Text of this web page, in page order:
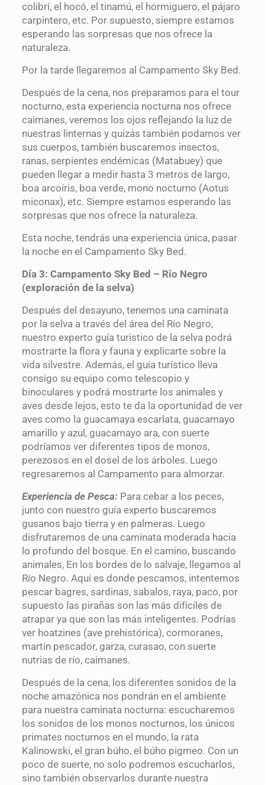
colibrí, el hocó, el tinamú, el hormiguero, el pájaro
carpintero, etc. Por supuesto, siempre estamos
esperando las sorpresas que nos ofrece la
naturaleza.
Por la tarde llegaremos al Campamento Sky Bed.
Después de la cena, nos preparamos para el tour
nocturno, esta experiencia nocturna nos ofrece
caimanes, veremos los ojos reflejando la luz de
nuestras linternas y quizás también podamos ver
sus cuerpos, también buscaremos insectos,
ranas, serpientes endémicas (Matabuey) que
pueden llegar a medir hasta 3 metros de largo,
boa arcoíris, boa verde, mono nocturno (Aotus
miconax), etc. Siempre estamos esperando las
sorpresas que nos ofrece la naturaleza.
Esta noche, tendrás una experiencia única, pasar
la noche en el Campamento Sky Bed.
Día 3: Campamento Sky Bed – Río Negro
(exploración de la selva)
Después del desayuno, tenemos una caminata
por la selva a través del área del Río Negro,
nuestro experto guía turístico de la selva podrá
mostrarte la flora y fauna y explicarte sobre la
vida silvestre. Además, el guía turístico lleva
consigo su equipo como telescopio y
binoculares y podrá mostrarte los animales y
aves desde lejos, esto te da la oportunidad de ver
aves como la guacamaya escarlata, guacamayo
amarillo y azul, guacamayo ara, con suerte
podríamos ver diferentes tipos de monos,
perezosos en el dosel de los árboles. Luego
regresaremos al Campamento para almorzar.
Experiencia de Pesca: Para cebar a los peces,
junto con nuestro guía experto buscaremos
gusanos bajo tierra y en palmeras. Luego
disfrutaremos de una caminata moderada hacia
lo profundo del bosque. En el camino, buscando
animales, En los bordes de lo salvaje, llegamos al
Río Negro. Aquí es donde pescamos, intentemos
pescar bagres, sardinas, sabalos, raya, paco, por
supuesto las pirañas son las más difíciles de
atrapar ya que son las más inteligentes. Podrías
ver hoatzines (ave prehistórica), cormoranes,
martín pescador, garza, curasao, con suerte
nutrias de río, caimanes.
Después de la cena, los diferentes sonidos de la
noche amazónica nos pondrán en el ambiente
para nuestra caminata nocturna: escucharemos
los sonidos de los monos nocturnos, los únicos
primates nocturnos en el mundo, la rata
Kalinowski, el gran búho, el búho pigmeo. Con un
poco de suerte, no solo podremos escucharlos,
sino también observarlos durante nuestra